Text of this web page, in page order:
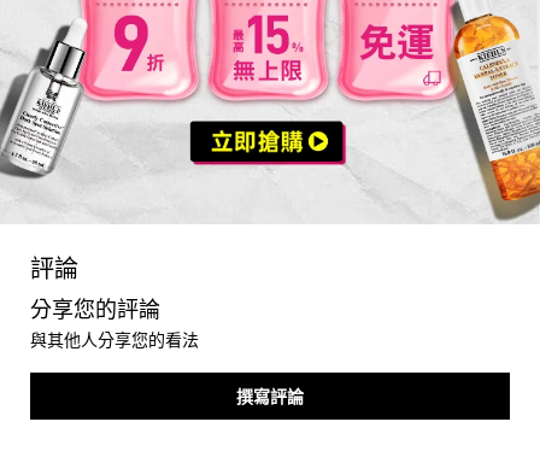
評論
分享您的評論
與其他人分享您的看法
撰寫評論